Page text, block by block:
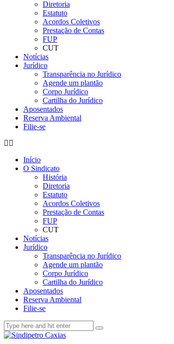
Diretoria
Estatuto
Acordos Coletivos
Prestação de Contas
FUP
CUT
Notícias
Jurídico
Transparência no Jurídico
Agende um plantão
Corpo Jurídico
Cartilha do Jurídico
Aposentados
Reserva Ambiental
Filie-se
Início
O Sindicato
História
Diretoria
Estatuto
Acordos Coletivos
Prestação de Contas
FUP
CUT
Notícias
Jurídico
Transparência no Jurídico
Agende um plantão
Corpo Jurídico
Cartilha do Jurídico
Aposentados
Reserva Ambiental
Filie-se